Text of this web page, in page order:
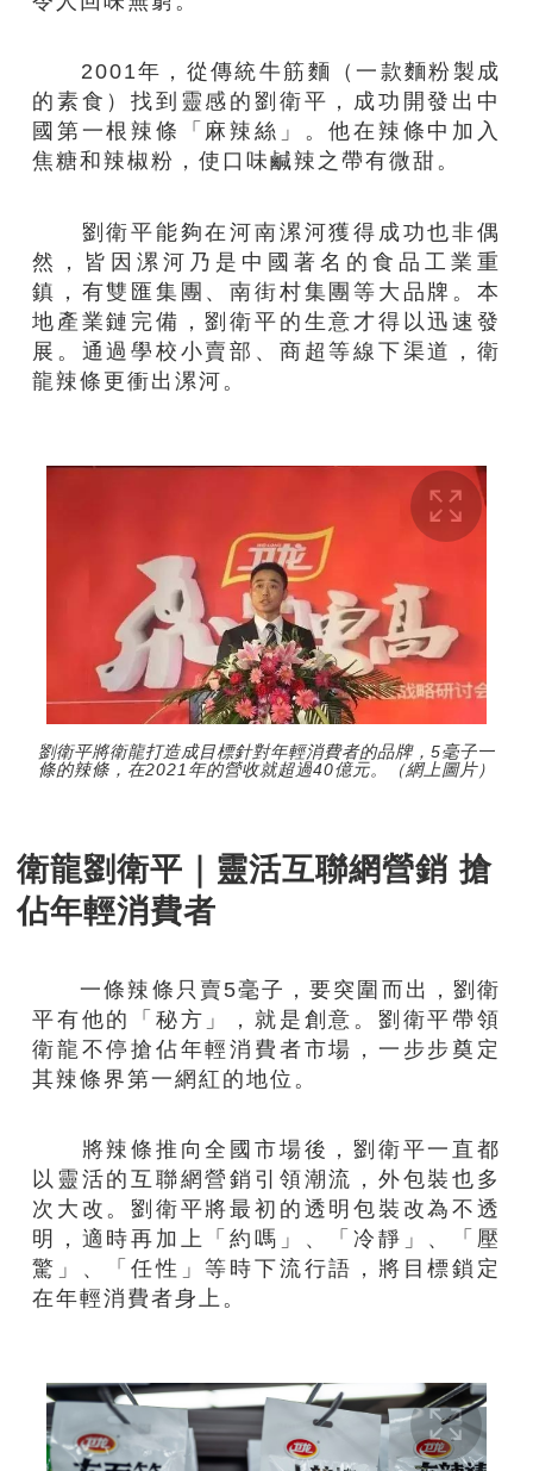
2001年，從傳統牛筋麵（一款麵粉製成
的素食）找到靈感的劉衛平，成功開發出中
國第一根辣條「麻辣絲」。他在辣條中加入
焦糖和辣椒粉，使口味鹹辣之帶有微甜。
劉衛平能夠在河南漯河獲得成功也非偶
然，皆因漯河乃是中國著名的食品工業重
鎮，有雙匯集團、南街村集團等大品牌。本
地產業鏈完備，劉衛平的生意才得以迅速發
展。通過學校小賣部、商超等線下渠道，衛
龍辣條更衝出漯河。
劉衛平將衛龍打造成目標針對年輕消費者的品牌，5毫子一
條的辣條，在2021年的營收就超過40億元。（網上圖片）
衛龍劉衛平｜靈活互聯網營銷 搶
佔年輕消費者
一條辣條只賣5毫子，要突圍而出，劉衛
平有他的「秘方」，就是創意。劉衛平帶領
衛龍不停搶佔年輕消費者市場，一步步奠定
其辣條界第一網紅的地位。
將辣條推向全國市場後，劉衛平一直都
以靈活的互聯網營銷引領潮流，外包裝也多
次大改。劉衛平將最初的透明包裝改為不透
明，適時再加上「約嗎」、「冷靜」、「壓
驚」、「任性」等時下流行語，將目標鎖定
在年輕消費者身上。